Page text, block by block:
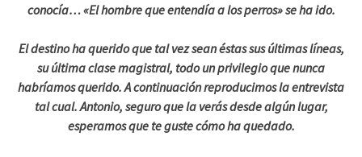
conocía… «El hombre que entendía a los perros» se ha ido.
El destino ha querido que tal vez sean éstas sus últimas líneas,
su última clase magistral, todo un privilegio que nunca
habríamos querido. A continuación reproducimos la entrevista
tal cual. Antonio, seguro que la verás desde algún lugar,
esperamos que te guste cómo ha quedado.